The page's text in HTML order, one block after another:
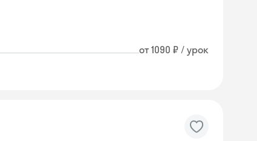
от 1090 ₽ / урок